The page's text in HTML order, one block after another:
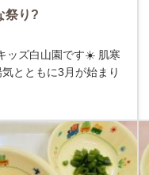
祭り?
ッズ白山園です☀️ 肌寒
とともに3月が始まり